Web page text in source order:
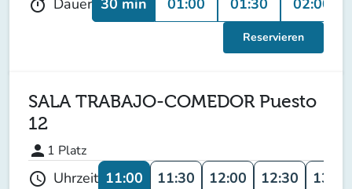
timer Dauer
Reservieren
SALA TRABAJO-COMEDOR Puesto
12
person 1 Platz
schedule Uhrzeit 11:00 11:30 12:00 12:30 13:00